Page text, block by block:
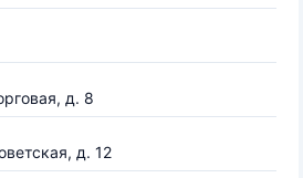
д. 8
д. 12